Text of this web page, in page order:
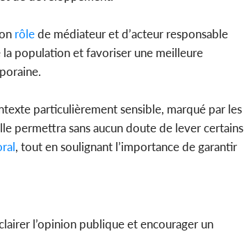
rôlede médiateur et d’acteur responsable
population et favoriser une meilleure
particulièrement sensible, marqué par les
permettra sans aucun doute de lever certains
, tout en soulignant l’importance de garantir
l’opinion publique et encourager un